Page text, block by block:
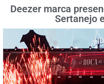
Deezer marca
Sertanejo